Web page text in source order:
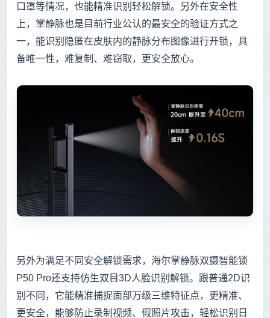
口罩等情况，也能精准识别轻松解锁。另外在安全性
上，掌静脉也是目前行业公认的最安全的验证方式之
一，能识别隐匿在皮肤内的静脉分布图像进行开锁，具
备唯一性，难复制、难窃取，更安全放心。
另外为满足不同安全解锁需求，海尔掌静脉双摄智能锁
P50 Pro还支持仿生双目3D人脸识别解锁。跟普通2D识
别不同，它能精准捕捉面部万级三维特征点，更精准、
更安全，能够防止录制视频、假照片攻击，轻松识别日